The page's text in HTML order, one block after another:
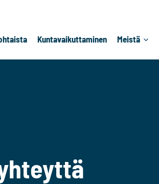
Kuntavaikuttaminen Meistä